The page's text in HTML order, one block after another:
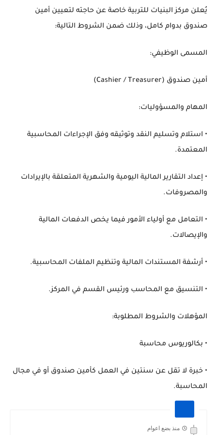
يُعلن مركز البنيات للتربية خاصة عن حاجته لتعيين أمين
صندوق بدوام كامل، وذلك ضمن الشروط التالية:
المسمى الوظيفي:
أمين صندوق (Cashier / Treasurer)
المهام والمسؤوليات:
• استلام وتسليم النقد وتوثيقه وفق الإجراءات المحاسبية
المعتمدة.
• إعداد التقارير المالية اليومية والشهرية المتعلقة بالإيرادات
والمصروفات.
• التعامل مع أولياء الأمور فيما يخص الدفعات المالية
والإيصالات.
• أرشفة المستندات المالية وتنظيم الملفات المحاسبية.
• التنسيق مع المحاسب ورئيس القسم في المركز.
المؤهلات والشروط المطلوبة:
• بكالوريوس محاسبة
• خبرة لا تقل عن سنتين في العمل كأمين صندوق أو في مجال
المحاسبة.
منذ بضع اعوام